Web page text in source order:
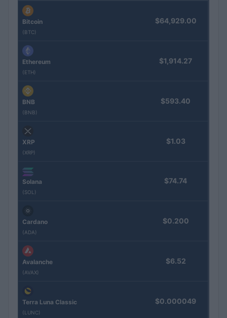
Bitcoin
(BTC)
$64,929.00
Ethereum
(ETH)
$1,914.27
BNB
(BNB)
$593.40
XRP
(XRP)
$1.03
Solana
(SOL)
$74.74
Cardano
(ADA)
$0.200
Avalanche
(AVAX)
$6.52
Terra Luna Classic
(LUNC)
$0.000049